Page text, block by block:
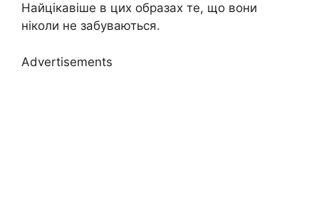
Найцікавіше в цих образах те, що вони
ніколи не забуваються.
Advertisements